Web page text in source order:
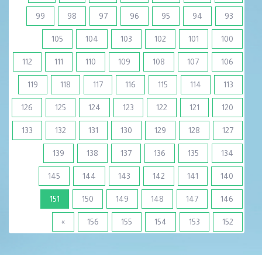
93
94
95
96
97
98
99
100
101
102
103
104
105
106
107
108
109
110
111
112
113
114
115
116
117
118
119
120
121
122
123
124
125
126
127
128
129
130
131
132
133
134
135
136
137
138
139
140
141
142
143
144
145
146
147
148
149
150
151
(current)
152
153
154
155
156
»